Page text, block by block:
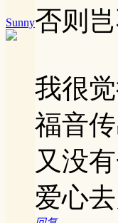
Sunny否则
我很
福音
又没
爱心